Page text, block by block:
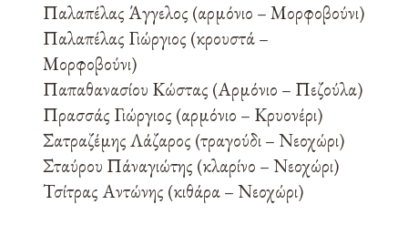
Παλαπέλας Άγγελος (αρμόνιο – Μορφοβούνι)
Παλαπέλας Γιώργιος (κρουστά –
Μορφοβούνι)
Παπαθανασίου Κώστας (Αρμόνιο – Πεζούλα)
Πρασσάς Γιώργιος (αρμόνιο – Κρυονέρι)
Σατραζέμης Λάζαρος (τραγούδι – Νεοχώρι)
Σταύρου Πάναγιώτης (κλαρίνο – Νεοχώρι)
Τσίτρας Αντώνης (κιθάρα – Νεοχώρι)